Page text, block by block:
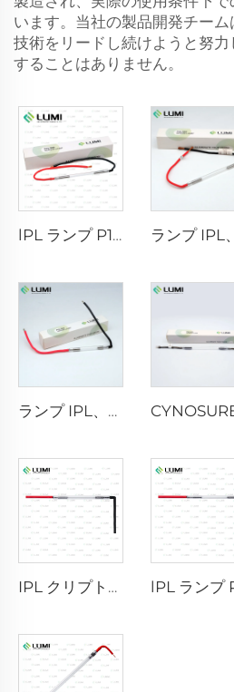
います。当社の製品開発チー
技術をリードし続けようと努
することはありません。
lPL ランプ P1671 - 7×50×110 mm
ランプ IPL、モデル9-45-100 ワイヤー
IPL クリプトンランプ P1621 – 7×50×105 mm